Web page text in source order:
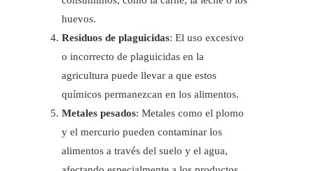
huevos.
Residuos de plaguicidas: El uso excesivo
o incorrecto de plaguicidas en la
agricultura puede llevar a que estos
químicos permanezcan en los alimentos.
Metales pesados: Metales como el plomo
y el mercurio pueden contaminar los
alimentos a través del suelo y el agua,